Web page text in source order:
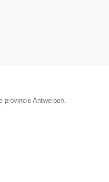
provincie Antwerpen.